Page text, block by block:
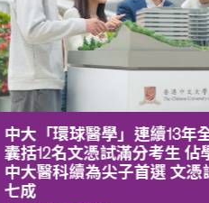
中大「環球醫學」連續13年
囊括12名文憑試滿分考生 佔
中大醫科續為尖子首選 文憑
七成